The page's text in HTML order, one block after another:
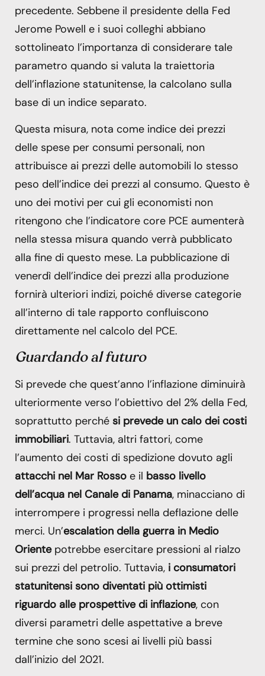
precedente. Sebbene il presidente della Fed
Jerome Powell e i suoi colleghi abbiano
sottolineato l’importanza di considerare tale
parametro quando si valuta la traiettoria
dell’inflazione statunitense, la calcolano sulla
base di un indice separato.
Questa misura, nota come indice dei prezzi
delle spese per consumi personali, non
attribuisce ai prezzi delle automobili lo stesso
peso dell’indice dei prezzi al consumo. Questo è
uno dei motivi per cui gli economisti non
ritengono che l’indicatore core PCE aumenterà
nella stessa misura quando verrà pubblicato
alla fine di questo mese. La pubblicazione di
venerdì dell’indice dei prezzi alla produzione
fornirà ulteriori indizi, poiché diverse categorie
all’interno di tale rapporto confluiscono
direttamente nel calcolo del PCE.
Guardando al futuro
Si prevede che quest’anno l’inflazione diminuirà
ulteriormente verso l’obiettivo del 2% della Fed,
soprattutto perché si prevede un calo dei costi
immobiliari. Tuttavia, altri fattori, come
l’aumento dei costi di spedizione dovuto agli
attacchi nel Mar Rosso e il basso livello
dell’acqua nel Canale di Panama, minacciano di
interrompere i progressi nella deflazione delle
merci. Un’escalation della guerra in Medio
Orientepotrebbe esercitare pressioni al rialzo
sui prezzi del petrolio. Tuttavia, i consumatori
statunitensi sono diventati più ottimisti
riguardo alle prospettive di inflazione, con
diversi parametri delle aspettative a breve
termine che sono scesi ai livelli più bassi
dall’inizio del 2021.